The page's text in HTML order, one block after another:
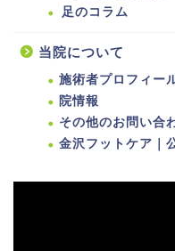
足のコラム
当院について
施術者プロフィー
院情報
その他のお問い合
金沢フットケア｜